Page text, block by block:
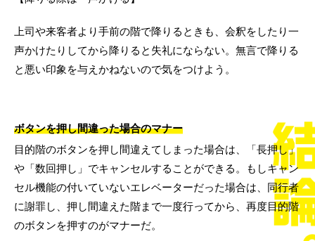
上司や来客者より手前の階で降りるときも、会釈をしたり一
声かけたりしてから降りると失礼にならない。無言で降りる
と悪い印象を与えかねないので気をつけよう。
ボタンを押し間違った場合のマナー
目的階のボタンを押し間違えてしまった場合は、「長押し」
や「数回押し」でキャンセルすることができる。もしキャン
セル機能の付いていないエレベーターだった場合は、同行者
に謝罪し、押し間違えた階まで一度行ってから、再度目的階
のボタンを押すのがマナーだ。